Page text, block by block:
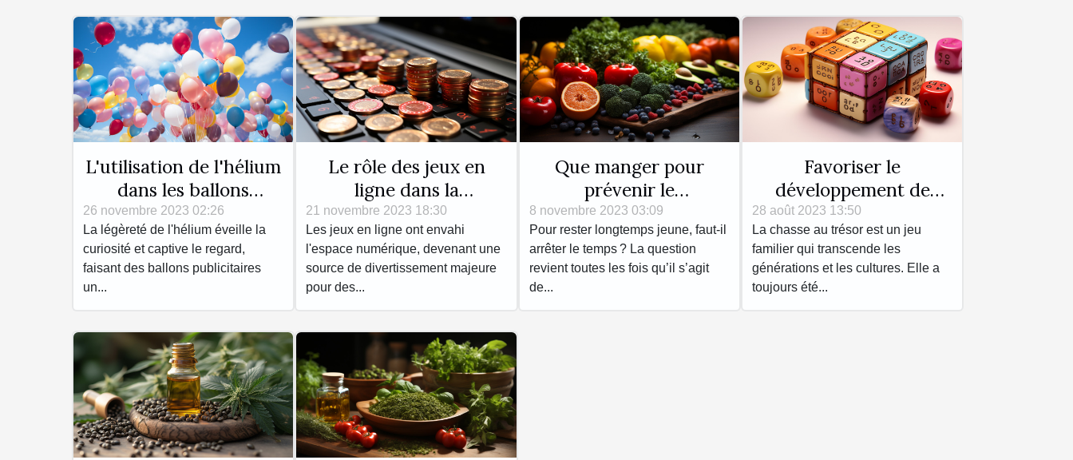
L'utilisation de l'hélium
dans les ballons
publicitaires : sécurité
et réglementations
26 novembre 2023 02:26
La légèreté de l'hélium éveille la
curiosité et captive le regard,
faisant des ballons publicitaires
un...
Le rôle des jeux en
ligne dans la
prévention des risques
liés au jeu
21 novembre 2023 18:30
Les jeux en ligne ont envahi
l'espace numérique, devenant une
source de divertissement majeure
pour des...
Que manger pour
prévenir le
vieillissement précoce ?
8 novembre 2023 03:09
Pour rester longtemps jeune, faut-il
arrêter le temps ? La question
revient toutes les fois qu’il s’agit
de...
Favoriser le
développement de
l'enfant à travers les
jeux de chasse au
trésor
28 août 2023 13:50
La chasse au trésor est un jeu
familier qui transcende les
générations et les cultures. Elle a
toujours été...